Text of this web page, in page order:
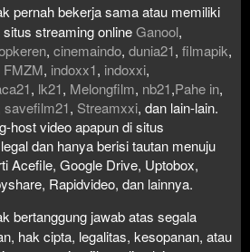
pernah bekerja sama atau memiliki
streaming onlineGanool,
, cinemaindo, dunia21, filmapik,
FMZM, indoxx1, indoxxi,
, lk21, Melongfilm, nb21,Pahe in,
savefilm21, Streamxxi, dan lain-lain.
host video apapun di situs
dan hanya berisi tautan menuju
Acefile, Google Drive, Uptobox,
Rapidvideo, dan lainnya.
bertanggung jawab atas segala
hak cipta, legalitas, kesopanan, atau